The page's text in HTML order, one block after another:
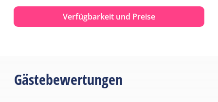
Verfügbarkeit und Preise
Gästebewertungen